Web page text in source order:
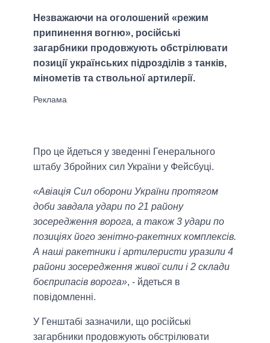
Незважаючи на оголошений «режим
припинення вогню», російські
загарбники продовжують обстрілювати
позиції українських підрозділів з танків,
мінометів та ствольної артилерії.
Про це йдеться у зведенні Генерального
штабу Збройних сил України у Фейсбуці.
«Авіація Сил оборони України протягом
доби завдала удари по 21 району
зосередження ворога, а також 3 удари по
позиціях його зенітно-ракетних комплексів.
А наші ракетники і артилеристи уразили 4
райони зосередження живої сили і 2 склади
боєприпасів ворога», - йдеться в
повідомленні.
У Генштабі зазначили, що російські
загарбники продовжують обстрілювати